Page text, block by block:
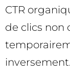
CTR
de clics non